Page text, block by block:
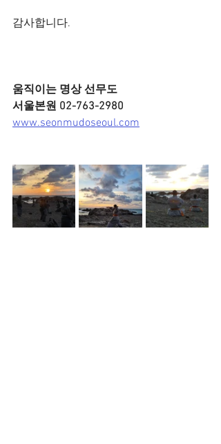
감사합니다.
움직이는 명상 선무도
서울본원 02-763-2980
www.seonmudoseoul.com